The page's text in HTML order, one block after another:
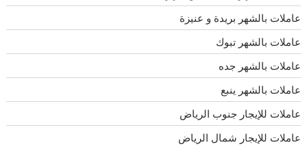
عاملات بالشهر بريدة و عنيزة
عاملات بالشهر تبوك
عاملات بالشهر جده
عاملات بالشهر ينبع
عاملات للإيجار جنوب الرياض
عاملات للإيجار شمال الرياض